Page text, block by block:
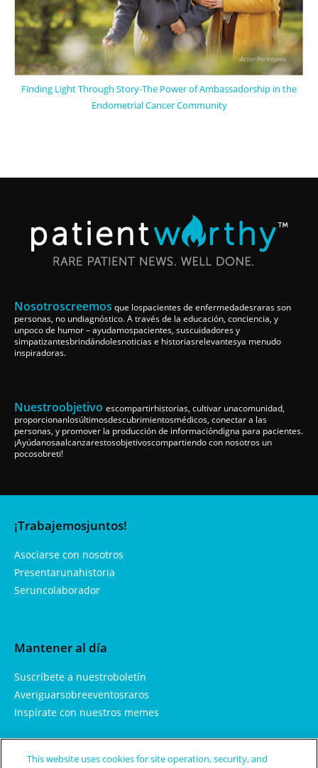
Finding Light Through Story-The Power of Ambassadorship in the
Endometrial Cancer Community
Nosotroscreemos que lospacientes de enfermedadesraras son
personas, no undiagnóstico. A través de la educación, conciencia, y
unpoco de humor – ayudamospacientes, suscuidadores y
simpatizantesbrindándolesnoticias e historiasrelevantesya menudo
inspiradoras.
Nuestroobjetivo escompartirhistorias, cultivar unacomunidad,
proporcionanlosúltimosdescubrimientosmédicos, conectar a las
personas, y promover la producción de informacióndigna para pacientes.
¡Ayúdanosaalcanzarestosobjetivoscompartiendo con nosotros un
pocosobreti!
¡Trabajemosjuntos!
Asociarse con nosotros
Presentarunahistoria
Seruncolaborador
Mantener al día
Suscríbete a nuestroboletín
Averiguarsobreeventosraros
Inspírate con nuestros memes
This website uses cookies for site operation, security, and